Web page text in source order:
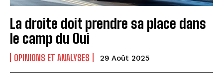
La droite doit prendre sa place dans
le camp du Oui
OPINIONS ET ANALYSES 29 Août 2025